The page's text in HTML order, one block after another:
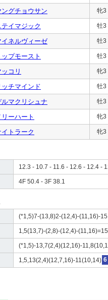
ングチョウサン 牝3
テイマジック 牡3
イネルヴィーゼ 牡3
ップモースト 牡3
ッコリ 牝3
ッチマインド 牡3
ルマクリシュナ 牡3
リーハート 牝3
イトラーク 牝3
12.3 - 10.7 - 11.6 - 12.6 - 12.4 -
4F 50.4 - 3F 38.1
(*1,5)7-(13,8)2-(12,4)-(11,16)-
1,5(13,7)-(2,8)-(12,4)-
(*1,5)-13,7(2,4)(12,16)-
1,5,13(2,4)(12,7,16)-11(10,14) 6